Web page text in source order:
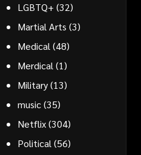
LGBTQ+ (32)
Martial Arts (3)
Medical (48)
Merdical (1)
Military(13)
music(35)
Netflix(304)
Political (56)